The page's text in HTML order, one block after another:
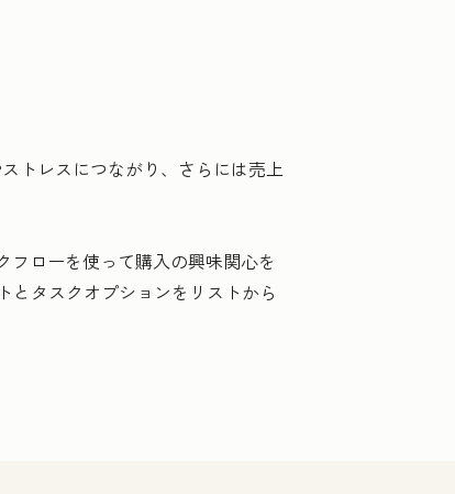
トレスにつながり、さらには売上
ローを使って購入の興味関心を
とタスクオプションをリストから